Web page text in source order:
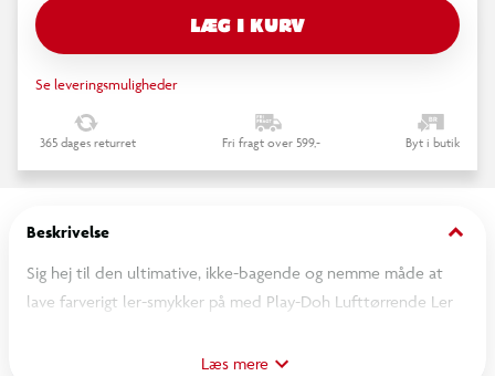
LÆG I KURV
Se leveringsmuligheder
365 dages returret Fri fragt over 599,- Byt i butik
Beskrivelse keyboard_arrow_down
Sig hej til den ultimative, ikke-bagende og nemme måde at
lave farverigt ler-smykker på med Play-Doh Lufttørrende Ler
forvandle 10 farverige lerklumper til bærbar kunst. Med en
Læs mere